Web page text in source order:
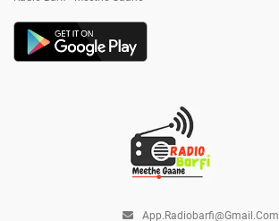
App.radiobarfi@gmail.com